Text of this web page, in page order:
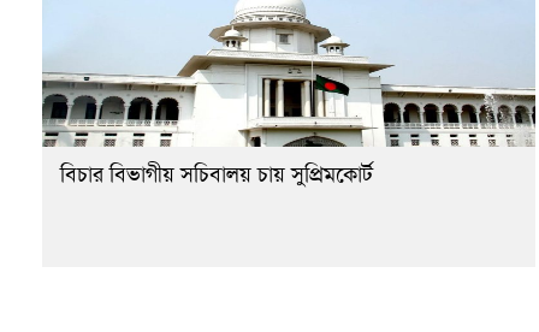
বিচার বিভাগীয় সচিবালয় চায় সুপ্রিমকোর্ট